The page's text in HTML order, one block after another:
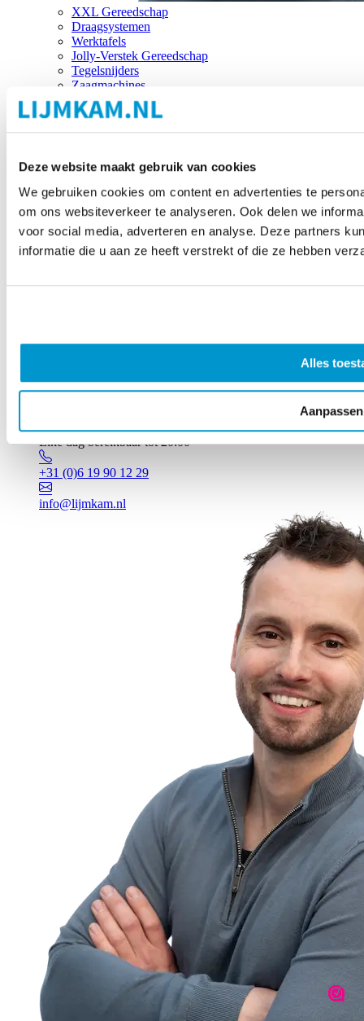
Deze website maakt gebruik van cookies
We gebruiken cookies om content en advertenties te
om ons websiteverkeer te analyseren. Ook delen we
voor social media, adverteren en analyse. Deze partners
informatie die u aan ze heeft verstrekt of die ze hebben
Alles
Aanpassen
XXL Gereedschap
Draagsystemen
Werktafels
Jolly-Verstek Gereedschap
Tegelsnijders
Zaagmachines
Merken
Elke dag bereikbaar tot 20:00
+31 (0)6 19 90 12 29
info@lijmkam.nl